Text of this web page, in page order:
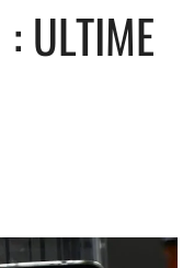
ULTIME